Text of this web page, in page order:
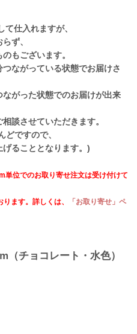
仕入れますが、
ず、
もございます。
ながっている状態でお届けさ
がった状態でのお届けが出来
談させていただきます。
ですので、
ることとなります。)
単位でのお取り寄せ注文は受け付けて
ます。詳しくは、
「お取り寄せ」ペ
（チョコレート・水色）